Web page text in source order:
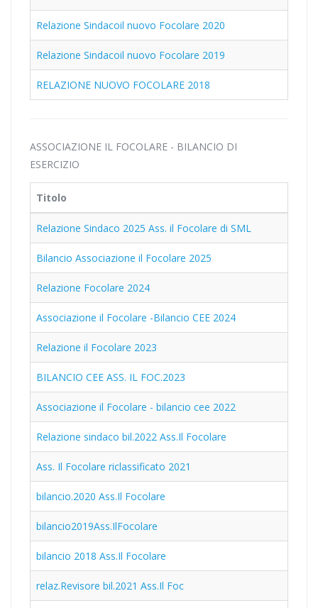
Relazione Sindacoil nuovo Focolare 2020
Relazione Sindacoil nuovo Focolare 2019
RELAZIONE NUOVO FOCOLARE 2018
ASSOCIAZIONE IL FOCOLARE - BILANCIO DI
ESERCIZIO
Titolo
Relazione Sindaco 2025 Ass. il Focolare di SML
Bilancio Associazione il Focolare 2025
Relazione Focolare 2024
Associazione il Focolare -Bilancio CEE 2024
Relazione il Focolare 2023
BILANCIO CEE ASS. IL FOC.2023
Associazione il Focolare - bilancio cee 2022
Relazione sindaco bil.2022 Ass.Il Focolare
Ass. Il Focolare riclassificato 2021
bilancio.2020 Ass.Il Focolare
bilancio2019Ass.IlFocolare
bilancio 2018 Ass.Il Focolare
relaz.Revisore bil.2021 Ass.Il Foc